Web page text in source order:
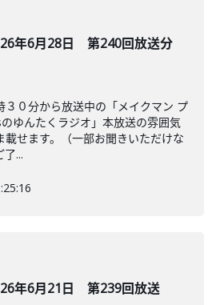
年6月28日 第240回放送分
３０分から放送中の「メイクマン プ
ゆんたくラジオ」本放送の雰囲気
載せます。（一部お聞きいただけな
...
年6月21日 第239回放送